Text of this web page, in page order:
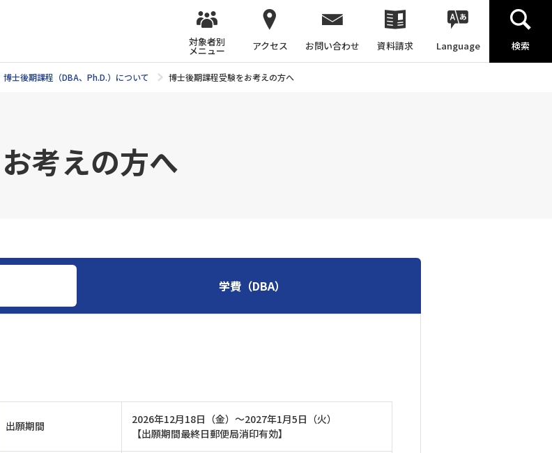
対象者別
メニュー アクセス お問い合わせ 資料請求 Language 検索
博士後期課程（DBA、Ph.D.）について 博士後期課程受験をお考えの方へ
考えの方へ
学費（DBA）
出願期間
2026年12月18日（金）～2027年1月5日（火）
【出願期間最終日郵便局消印有効】